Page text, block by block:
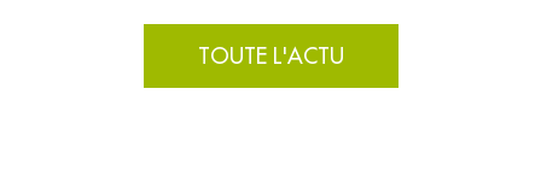
TOUTE L'ACTU